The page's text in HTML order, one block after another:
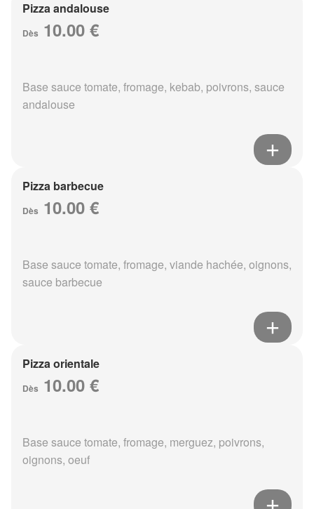
Pizza andalouse
Dès 10.00 €
Base sauce tomate, fromage, kebab, poivrons, sauce
andalouse
Pizza barbecue
Dès 10.00 €
Base sauce tomate, fromage, viande hachée, oignons,
sauce barbecue
Pizza orientale
Dès 10.00 €
Base sauce tomate, fromage, merguez, poivrons,
oignons, oeuf